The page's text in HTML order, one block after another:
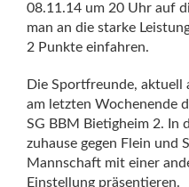
08.11.14 um 20 Uhr auf
man an die starke
2 Punkte einfahren.
Die Sportfreunde, aktuell
am letzten Wochenende
SG BBM Bietigheim 2. In
zuhause gegen Flein und
Mannschaft mit einer
Einstellung präsentieren.